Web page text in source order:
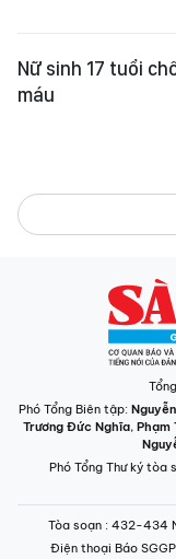
Nữ sinh 17 tuổi
máu
Phó Tổng Biên tập:
Trương Đức Nghĩa, Phạm
Phó Tổng Thư ký tòa
Tòa soạn : 432-434
Điện thoại Báo SGGP